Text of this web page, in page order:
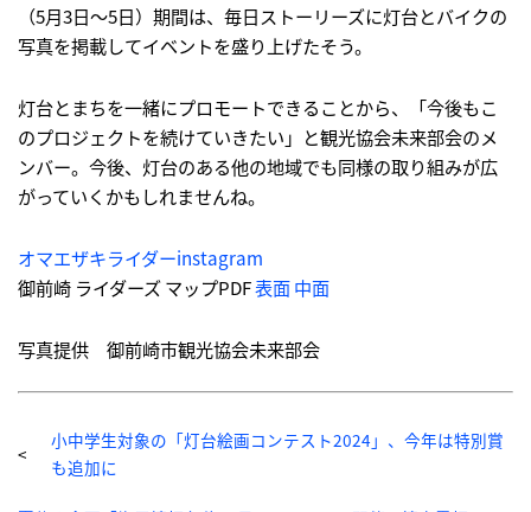
（5月3日～5日）期間は、毎日ストーリーズに灯台とバイクの
写真を掲載してイベントを盛り上げたそう。
灯台とまちを一緒にプロモートできることから、「今後もこ
のプロジェクトを続けていきたい」と観光協会未来部会のメ
ンバー。今後、灯台のある他の地域でも同様の取り組みが広
がっていくかもしれませんね。
オマエザキライダーinstagram
御前崎 ライダーズ マップPDF表面中面
写真提供 御前崎市観光協会未来部会
小中学生対象の「灯台絵画コンテスト2024」、今年は特別賞
も追加に